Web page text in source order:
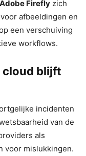
Adobe Firefly zich
afbeeldingen en
een verschuiving
workflows.
cloud blijft
incidenten
van de
als
voor mislukkingen.